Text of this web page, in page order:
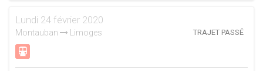
Lundi 24 février 2020
Montauban Limoges TRAJET PASSÉ